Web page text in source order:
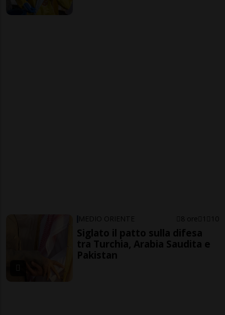
MEDIO ORIENTE 8 ore 1 10
Siglato il patto sulla difesa
tra Turchia, Arabia Saudita e
Pakistan